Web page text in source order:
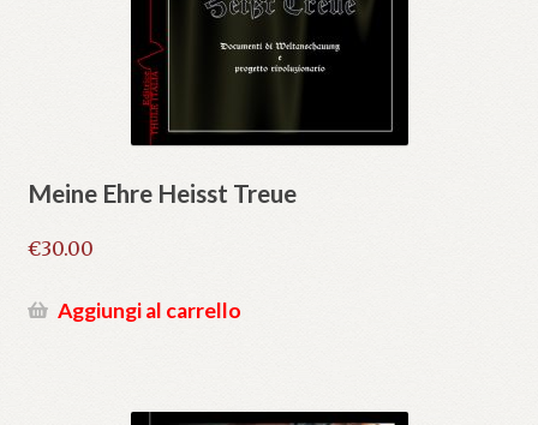
Meine Ehre Heisst Treue
€30.00
Aggiungi al carrello